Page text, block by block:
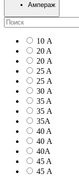
Ампераж
10 А
20 A
20 А
25 A
25 А
30 А
35 A
35 А
35А
40 A
40 А
40А
45 A
45 А